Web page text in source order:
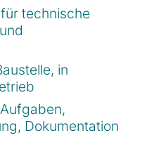
technische
in
Dokumentation